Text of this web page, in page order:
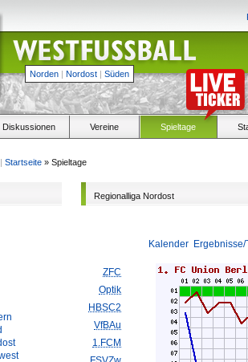
Norden | Nordost | Süden
Diskussionen Vereine Spieltage
| Startseite » Spieltage
Regionalliga Nordost
Kalender
ZFC
Optik
HBSC2
VfBAu
1.FCM